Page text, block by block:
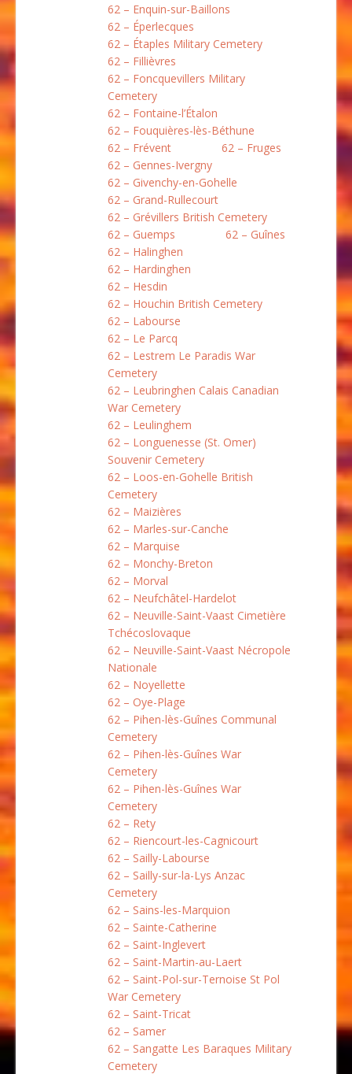
62 – Enquin-sur-Baillons
62 – Éperlecques
62 – Étaples Military Cemetery
62 – Fillièvres
62 – Foncquevillers Military
Cemetery
62 – Fontaine-l’Étalon
62 – Fouquières-lès-Béthune
62 – Frévent
62 – Fruges
62 – Gennes-Ivergny
62 – Givenchy-en-Gohelle
62 – Grand-Rullecourt
62 – Grévillers British Cemetery
62 – Guemps
62 – Guînes
62 – Halinghen
62 – Hardinghen
62 – Hesdin
62 – Houchin British Cemetery
62 – Labourse
62 – Le Parcq
62 – Lestrem Le Paradis War
Cemetery
62 – Leubringhen Calais Canadian
War Cemetery
62 – Leulinghem
62 – Longuenesse (St. Omer)
Souvenir Cemetery
62 – Loos-en-Gohelle British
Cemetery
62 – Maizières
62 – Marles-sur-Canche
62 – Marquise
62 – Monchy-Breton
62 – Morval
62 – Neufchâtel-Hardelot
62 – Neuville-Saint-Vaast Cimetière
Tchécoslovaque
62 – Neuville-Saint-Vaast Nécropole
Nationale
62 – Noyellette
62 – Oye-Plage
62 – Pihen-lès-Guînes Communal
Cemetery
62 – Pihen-lès-Guînes War
Cemetery
62 – Pihen-lès-Guînes War
Cemetery
62 – Rety
62 – Riencourt-les-Cagnicourt
62 – Sailly-Labourse
62 – Sailly-sur-la-Lys Anzac
Cemetery
62 – Sains-les-Marquion
62 – Sainte-Catherine
62 – Saint-Inglevert
62 – Saint-Martin-au-Laert
62 – Saint-Pol-sur-Ternoise St Pol
War Cemetery
62 – Saint-Tricat
62 – Samer
62 – Sangatte Les Baraques Military
Cemetery